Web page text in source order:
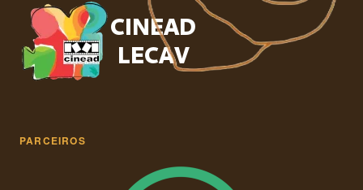
PARCEIROS